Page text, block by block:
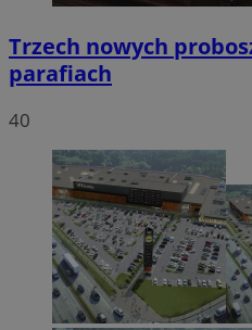
Trzech nowych
parafiach
40